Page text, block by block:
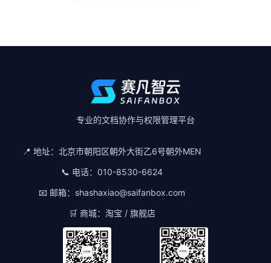
专业的文档协作与权限管理平台
📍 地址：北京市朝阳区朝外大街乙6号朝外MEN
📞 电话：010-8530-6624
📧 邮箱：shashaxiao@saifanbox.com
🛒 商城：淘宝 / 旗舰店